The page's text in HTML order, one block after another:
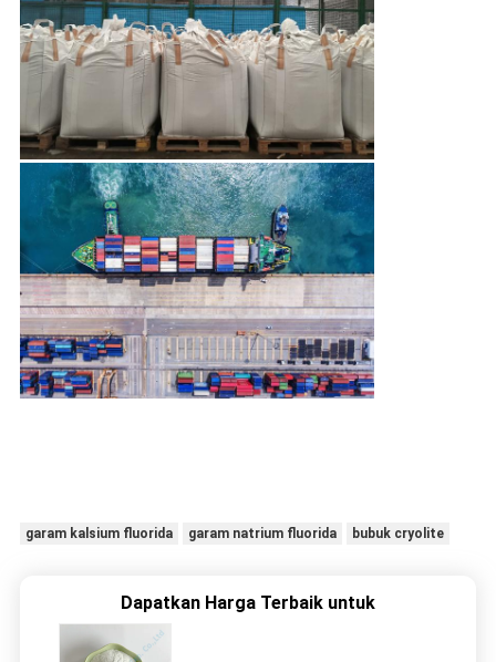
garam kalsium fluorida garam natrium fluorida bubuk cryolite
Dapatkan Harga Terbaik untuk